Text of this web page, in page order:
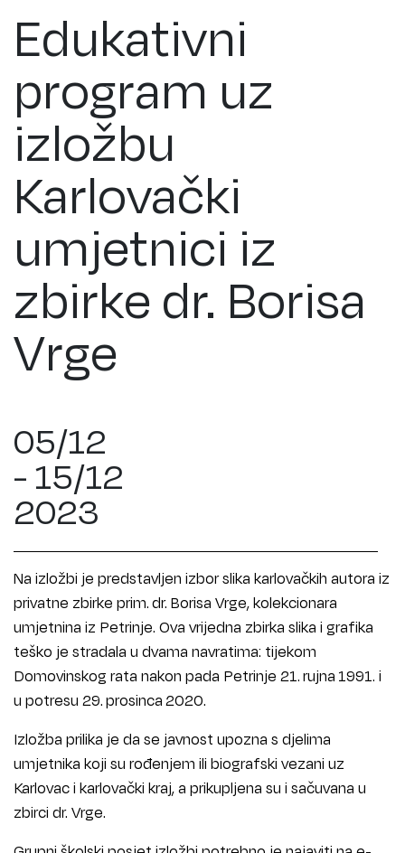
Edukativni
program uz
izložbu
Karlovački
umjetnici iz
zbirke dr. Borisa
Vrge
05/12
- 15/12
2023
Na izložbi je predstavljen izbor slika karlovačkih autora iz
privatne zbirke prim. dr. Borisa Vrge, kolekcionara
umjetnina iz Petrinje. Ova vrijedna zbirka slika i grafika
teško je stradala u dvama navratima: tijekom
Domovinskog rata nakon pada Petrinje 21. rujna 1991. i
u potresu 29. prosinca 2020.
Izložba prilika je da se javnost upozna s djelima
umjetnika koji su rođenjem ili biografski vezani uz
Karlovac i karlovački kraj, a prikupljena su i sačuvana u
zbirci dr. Vrge.